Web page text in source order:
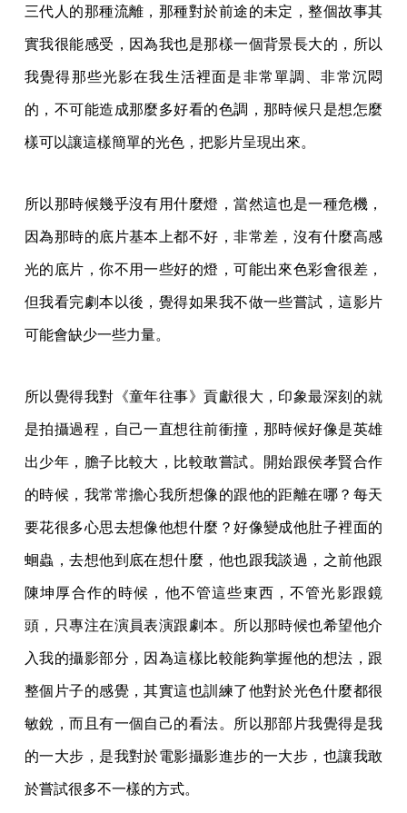
三代人的那種流離，那種對於前途的未定，整個故事其
實我很能感受，因為我也是那樣一個背景長大的，所以
我覺得那些光影在我生活裡面是非常單調、非常沉悶
的，不可能造成那麼多好看的色調，那時候只是想怎麼
樣可以讓這樣簡單的光色，把影片呈現出來。
所以那時候幾乎沒有用什麼燈，當然這也是一種危機，
因為那時的底片基本上都不好，非常差，沒有什麼高感
光的底片，你不用一些好的燈，可能出來色彩會很差，
但我看完劇本以後，覺得如果我不做一些嘗試，這影片
可能會缺少一些力量。
所以覺得我對《童年往事》貢獻很大，印象最深刻的就
是拍攝過程，自己一直想往前衝撞，那時候好像是英雄
出少年，膽子比較大，比較敢嘗試。開始跟侯孝賢合作
的時候，我常常擔心我所想像的跟他的距離在哪？每天
要花很多心思去想像他想什麼？好像變成他肚子裡面的
蛔蟲，去想他到底在想什麼，他也跟我談過，之前他跟
陳坤厚合作的時候，他不管這些東西，不管光影跟鏡
頭，只專注在演員表演跟劇本。所以那時候也希望他介
入我的攝影部分，因為這樣比較能夠掌握他的想法，跟
整個片子的感覺，其實這也訓練了他對於光色什麼都很
敏銳，而且有一個自己的看法。所以那部片我覺得是我
的一大步，是我對於電影攝影進步的一大步，也讓我敢
於嘗試很多不一樣的方式。